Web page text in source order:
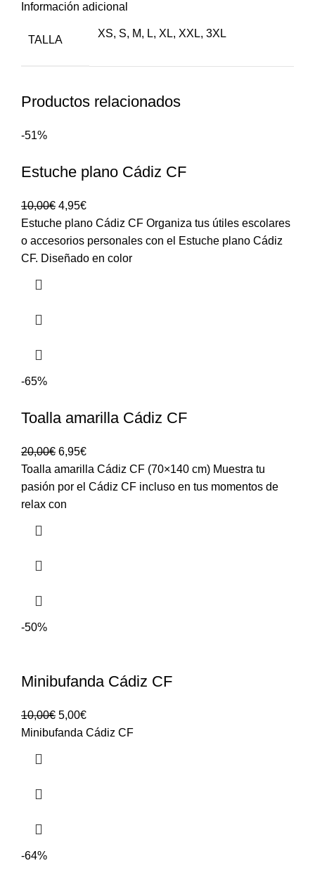
Información adicional
TALLA
XS, S, M, L, XL, XXL, 3XL
Productos relacionados
-51%
Estuche plano Cádiz CF
10,00€ 4,95€
Estuche plano Cádiz CF Organiza tus útiles escolares
o accesorios personales con el Estuche plano Cádiz
CF. Diseñado en color
-65%
Toalla amarilla Cádiz CF
20,00€ 6,95€
Toalla amarilla Cádiz CF (70×140 cm) Muestra tu
pasión por el Cádiz CF incluso en tus momentos de
relax con
-50%
Minibufanda Cádiz CF
10,00€ 5,00€
Minibufanda Cádiz CF
-64%